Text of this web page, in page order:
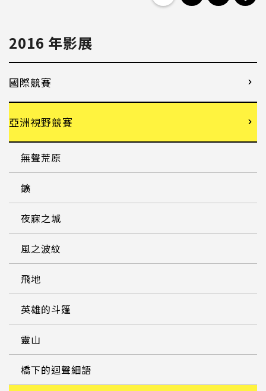
2016 年影展
國際競賽
亞洲視野競賽
無聲荒原
鑛
夜寐之城
風之波紋
飛地
英雄的斗篷
靈山
橋下的迴聲細語